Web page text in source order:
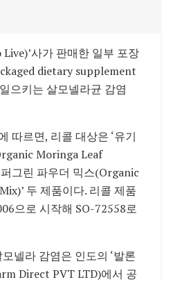
사가 판매한 일부 포장
dietary supplement
으키는 살모넬라균 감염
따르면, 리콜 대상은 ‘유기
Moringa Leaf
그린 파우더 믹스(Organic
두 제품이다. 리콜 제품
으로 시작해 SO-72558로
넬라 감염은 인도의 ‘발론
Direct PVT LTD)에서 공